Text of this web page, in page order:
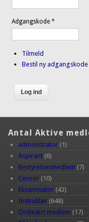
Adgangskode*
Tilmeld
Bestil ny adgangskode
Antal Aktive
administrator(1)
Aspirant(6)
Bestyrelsesmedlem (7)
Censor(10)
Eksaminator(43)
Instruktør(648)
Ordinært medlem (17)